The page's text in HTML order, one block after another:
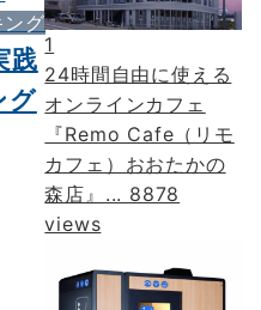
ング
践
グ
1
24時間自由に使える
オンラインカフェ
『Remo Cafe（リモ
カフェ）おおたかの
森店』... 8878
views